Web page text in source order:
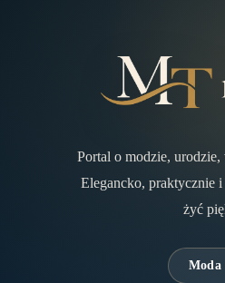
Portal o modzie,
Elegancko, praktycznie
żyć
Moda